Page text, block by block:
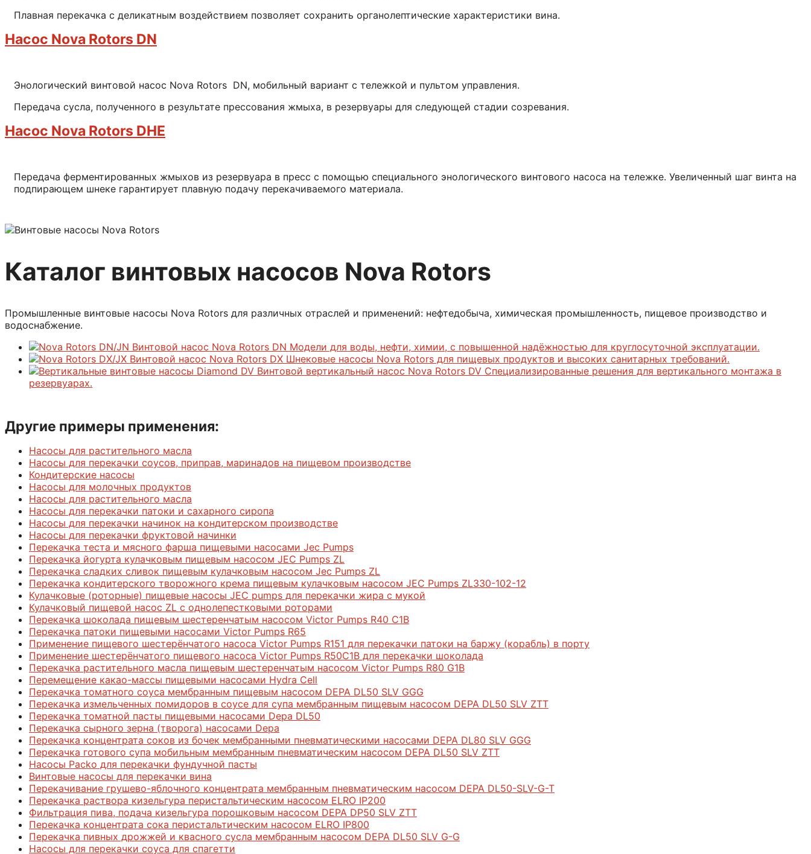
Плавная перекачка с деликатным воздействием позволяет сохранить органолептические характеристики вина.
Насос Nova Rotors DN
Энологический винтовой насос Nova Rotors DN, мобильный вариант с тележкой и пультом управления.
Передача сусла, полученного в результате прессования жмыха, в резервуары для следующей стадии созревания.
Насос Nova Rotors DHE
Передача ферментированных жмыхов из резервуара в пресс с помощью специального энологического винтового насоса на тележке. Увеличенный шаг винта на
подпирающем шнеке гарантирует плавную подачу перекачиваемого материала.
Каталог винтовых насосов Nova Rotors
Промышленные винтовые насосы Nova Rotors для различных отраслей и применений: нефтедобыча, химическая промышленность, пищевое производство и
водоснабжение.
Винтовой насос Nova Rotors DN Модели для воды, нефти, химии, с повышенной надёжностью для круглосуточной эксплуатации.
Винтовой насос Nova Rotors DX Шнековые насосы Nova Rotors для пищевых продуктов и высоких санитарных требований.
Винтовой вертикальный насос Nova Rotors DV Специализированные решения для вертикального монтажа в
резервуарах.
Другие примеры применения:
Насосы для растительного масла
Насосы для перекачки соусов, приправ, маринадов на пищевом производстве
Кондитерские насосы
Насосы для молочных продуктов
Насосы для растительного масла
Насосы для перекачки патоки и сахарного сиропа
Насосы для перекачки начинок на кондитерском производстве
Насосы для перекачки фруктовой начинки
Перекачка теста и мясного фарша пищевыми насосами Jec Pumps
Перекачка йогурта кулачковым пищевым насосом JEC Pumps ZL
Перекачка сладких сливок пищевым кулачковым насосом Jec Pumps ZL
Перекачка кондитерского творожного крема пищевым кулачковым насосом JEC Pumps ZL330-102-12
Кулачковые (роторные) пищевые насосы JEC pumps для перекачки жира с мукой
Кулачковый пищевой насос ZL с однолепестковыми роторами
Перекачка шоколада пищевым шестеренчатым насосом Victor Pumps R40 С1В
Перекачка патоки пищевыми насосами Victor Pumps R65
Применение пищевого шестерёнчатого насоса Victor Pumps R151 для перекачки патоки на баржу (корабль) в порту
Применение шестерёнчатого пищевого насоса Victor Pumps R50C1B для перекачки шоколада
Перекачка растительного масла пищевым шестеренчатым насосом Victor Pumps R80 G1В
Перемещение какао-массы пищевыми насосами Hydra Cell
Перекачка томатного соуса мембранным пищевым насосом DEPA DL50 SLV GGG
Перекачка измельченных помидоров в соусе для супа мембранным пищевым насосом DEPA DL50 SLV ZTT
Перекачка томатной пасты пищевыми насосами Depa DL50
Перекачка сырного зерна (творога) насосами Depa
Перекачка концентрата соков из бочек мембранными пневматическими насосами DEPA DL80 SLV GGG
Перекачка готового супа мобильным мембранным пневматическим насосом DEPA DL50 SLV ZTT
Насосы Packo для перекачки фундучной пасты
Винтовые насосы для перекачки вина
Перекачивание грушево-яблочного концентрата мембранным пневматическим насосом DEPA DL50-SLV-G-T
Перекачка раствора кизельгура перистальтическим насосом ELRO IP200
Фильтрация пива, подача кизельгура порошковым насосом DEPA DР50 SLV ZTT
Перекачка концентрата сока перистальтическим насосом ELRO IP800
Перекачка пивных дрожжей и квасного сусла мембранным насосом DEPA DL50 SLV G-G
Насосы для перекачки соуса для спагетти